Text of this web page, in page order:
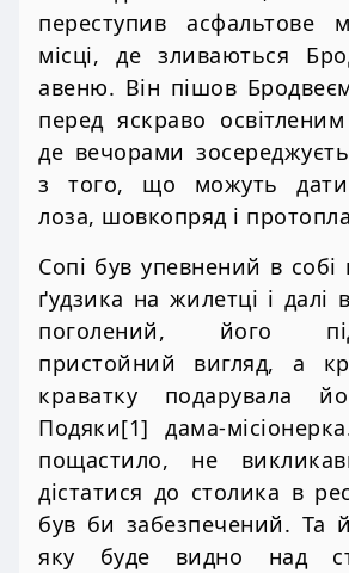
переступив
місці, де зливаються
авеню. Він пішов
перед яскраво
де вечорами
з того, що можуть дати
лоза, шовкопряд і
Сопі був упевнений в собі
ґудзика на жилетці і далі
поголений, його
пристойний вигляд, а
краватку подарувала
Подяки[1] дама-
пощастило, не
дістатися до столика в
був би забезпечений. Та
яку буде видно над